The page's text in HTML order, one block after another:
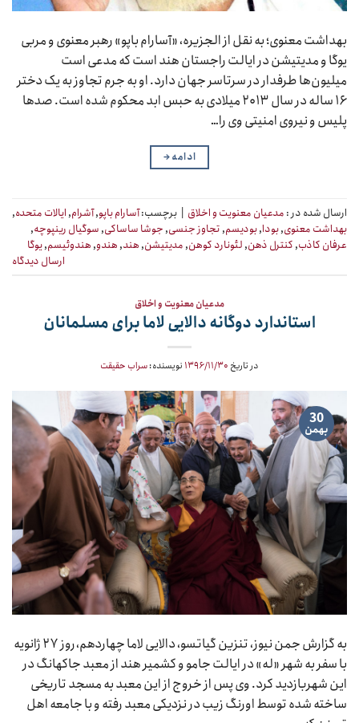
بهداشت معنوی؛ به نقل از الجزیره، «آسارام باپو» رهبر معنوی و مربی
یوگا و مدیتیشن در ایالت راجستان هند است که مدعی است
میلیون‌ها طرفدار در سرتاسر جهان دارد. او به جرم تجاوز به یک دختر
۱۶ ساله در سال ۲۰۱۳ میلادی به حبس ابد محکوم شده است. صدها
پلیس و نیروی امنیتی وی را…
ادامه→
ارسال شده در : مدعیان معنویت و اخلاق | برچسب:آسارام باپو,آشرام, ایالات متحده,
بهداشت معنوی,بودا,بودیسم, تجاوز جنسی, جوشا ساساکی, سوگیال رینپوچه,
عرفان کاذب, کنترل ذهن, لئونارد کوهن, مدیتیشن, هند, هندو, هندوئیسم,یوگا
ارسال دیدگاه
مدعیان معنویت و اخلاق
استاندارد دوگانه دالایی لاما برای مسلمانان
در تاریخ ۱۳۹۶/۱۱/۳۰ نویسنده:سراب حقیقت
30
بهمن
به گزارش جمن نیوز، تنزین گیاتسو، دالایی لاما چهاردهم، روز ۲۷ ژانویه
با سفر به شهر «له» در ایالت جامو و کشمیر هند از معبد جاکهانگ در
این شهربازدید کرد. وی پس از خروج از این معبد به مسجد تاریخی
ساخته شده توسط اورنگ زیب در نزدیکی معبد رفته و با جامعه اهل